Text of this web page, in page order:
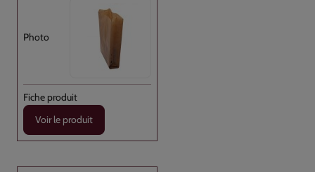
Voir le produit